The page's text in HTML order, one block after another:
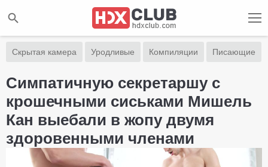
Скрытая камера Уродливые Компиляции Писающие
Симпатичную секретаршу с
крошечными сиськами Мишель
Кан выебали в жопу двумя
здоровенными членами